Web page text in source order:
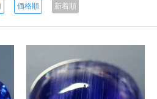
価格順 新着順